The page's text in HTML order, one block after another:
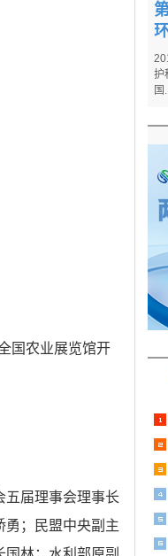
国农业展览馆开
届理事会理事长
勇；民盟中央副主
护
国